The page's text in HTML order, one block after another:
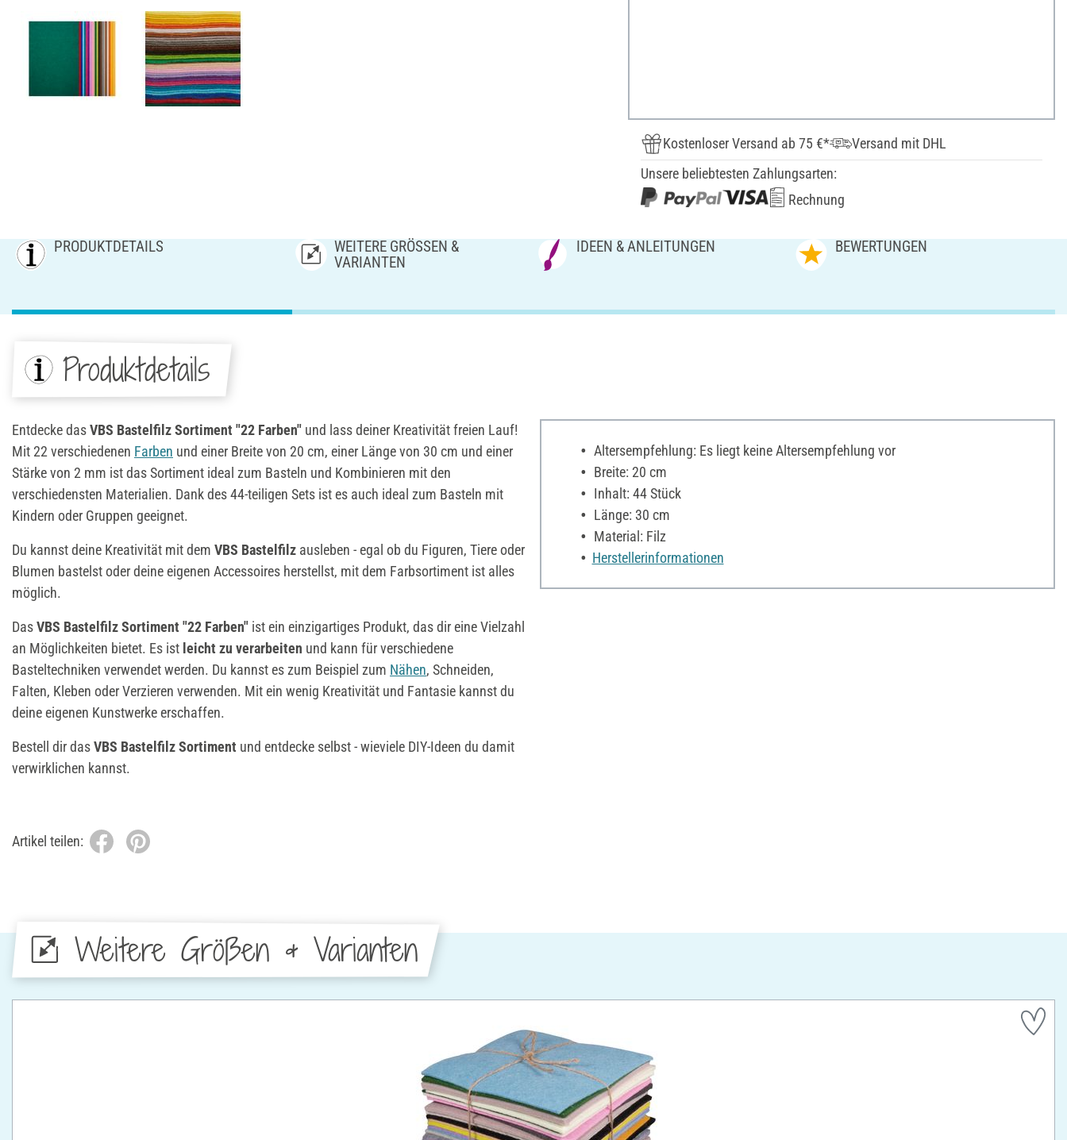
Kostenloser Versand ab 75 €*
Versand mit DHL
Unsere beliebtesten Zahlungsarten:
Rechnung
PRODUKTDETAILS
WEITERE GRÖSSEN & V
ARIANTEN
IDEEN & ANLEITUNGEN BEWERTUNGEN
Produktdetails
Entdecke dasVBS Bastelfilz Sortiment "22 Farben" und lass deiner Kreativität freien Lauf!
Mit 22 verschiedenen Farben und einer Breite von 20 cm, einer Länge von 30 cm und einer
Stärke von 2 mm ist das Sortiment ideal zum Basteln und Kombinieren mit den
verschiedensten Materialien. Dank des 44-teiligen Sets ist es auch ideal zum Basteln mit
Kindern oder Gruppen geeignet.
Du kannst deine Kreativität mit dem VBS Bastelfilz ausleben - egal ob du Figuren, Tiere oder
Blumen bastelst oder deine eigenen Accessoires herstellst, mit dem Farbsortiment ist alles
möglich.
DasVBS Bastelfilz Sortiment "22 Farben" ist ein einzigartiges Produkt, das dir eine Vielzahl
an Möglichkeiten bietet. Es ist leicht zu verarbeiten und kann für verschiedene
Basteltechniken verwendet werden. Du kannst es zum Beispiel zum Nähen, Schneiden,
Falten, Kleben oder Verzieren verwenden. Mit ein wenig Kreativität und Fantasie kannst du
deine eigenen Kunstwerke erschaffen.
Bestell dir dasVBS Bastelfilz Sortiment und entdecke selbst - wieviele DIY-Ideen du damit
verwirklichen kannst.
Altersempfehlung: Es liegt keine Altersempfehlung vor
Breite: 20 cm
Inhalt: 44 Stück
Länge: 30 cm
Material: Filz
Herstellerinformationen
Artikel teilen:
Weitere Größen & Varianten